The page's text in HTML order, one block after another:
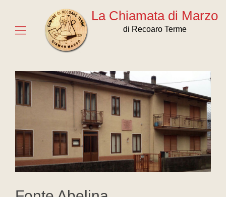
La Chiamata di Marzo
di Recoaro Terme